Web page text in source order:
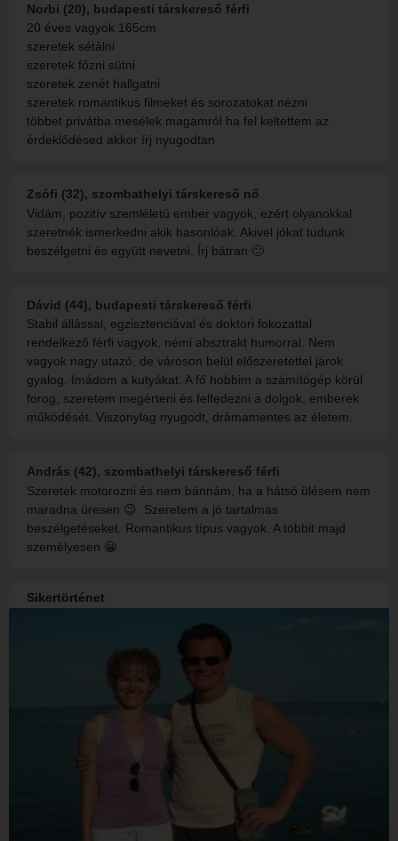
Norbi (20), budapesti társkereső férfi
20 éves vagyok 165cm
szeretek sétálni
szeretek főzni sütni
szeretek zenét hallgatni
szeretek romantikus filmeket és sorozatokat nézni
többet privátba mesélek magamról ha fel keltettem az
érdeklődésed akkor írj nyugodtan
Zsófi (32), szombathelyi társkereső nő
Vidám, pozitív szemléletű ember vagyok, ezért olyanokkal
szeretnék ismerkedni akik hasonlóak. Akivel jókat tudunk
beszélgetni és együtt nevetni. Írj bátran 🙂
Dávid (44), budapesti társkereső férfi
Stabil állással, egzisztenciával és doktori fokozattal
rendelkező férfi vagyok, némi absztrakt humorral. Nem
vagyok nagy utazó, de városon belül előszeretettel járok
gyalog. Imádom a kutyákat. A fő hobbim a számítógép körül
forog, szeretem megérteni és felfedezni a dolgok, emberek
működését. Viszonylag nyugodt, drámamentes az életem.
András (42), szombathelyi társkereső férfi
Szeretek motorozni és nem bánnám, ha a hátsó ülésem nem
maradna üresen 😉. Szeretem a jó tartalmas
beszélgetéseket. Romantikus típus vagyok. A többit majd
személyesen 😀
Sikertörténet